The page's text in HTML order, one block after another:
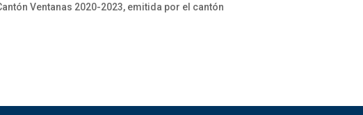
Ventanas 2020-2023, emitida por el cantón